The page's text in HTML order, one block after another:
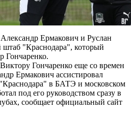
Ермакович и Руслан
"Краснодара", который
Гончаренко.
Гончаренко еще со времен
Ермакович ассистировал
в БАТЭ и московском
под его руководством сразу в
сообщает официальный сайт